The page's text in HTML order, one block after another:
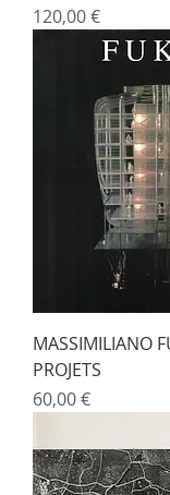
Prix
120,00 €
MASSIMILIANO
PROJETS
Prix
60,00 €